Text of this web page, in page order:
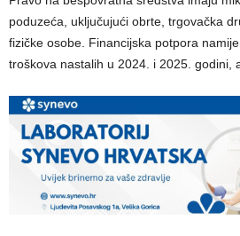
poduzeća, uključujući obrte, trgovačka
fizičke osobe. Financijska potpora
troškova nastalih u 2024. i 2025. godini,